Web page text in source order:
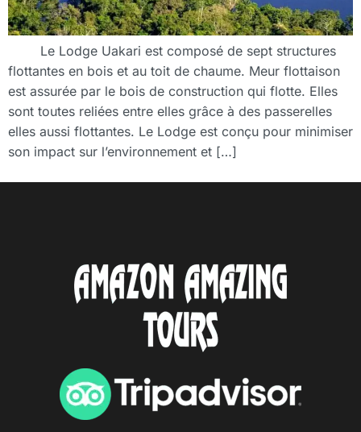
Le Lodge Uakari est composé de sept structures
flottantes en bois et au toit de chaume. Meur flottaison
est assurée par le bois de construction qui flotte. Elles
sont toutes reliées entre elles grâce à des passerelles
elles aussi flottantes. Le Lodge est conçu pour minimiser
son impact sur l’environnement et […]